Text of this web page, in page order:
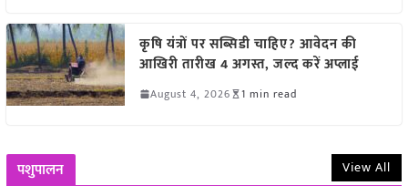
कृषि यंत्रों पर सब्सिडी चाहिए? आवेदन की
आखिरी तारीख 4 अगस्त, जल्द करें अप्लाई
August 4, 2026 1 min read
पशुपालन View All